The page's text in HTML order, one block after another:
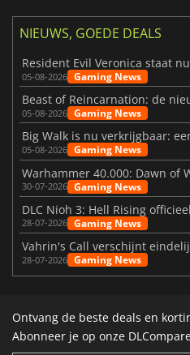
NIEUWS, GOEDE DEALS
05-08-2026 Gaming News
05-08-2026 Gaming News
05-08-2026 Gaming News
30-07-2026 Gaming News
DLC Nioh 3: Hell Rising
28-07-2026 Gaming News
28-07-2026 Gaming News
Ontvang de beste deals en
Abonneer je op onze